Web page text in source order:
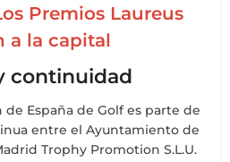
Premios Laureus
a la capital
continuidad
España de Golf es parte de
entre el Ayuntamiento de
Trophy Promotion S.L.U.